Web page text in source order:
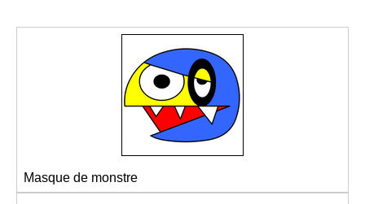
Masque de monstre